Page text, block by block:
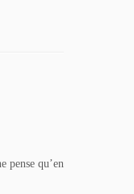
pense qu’en